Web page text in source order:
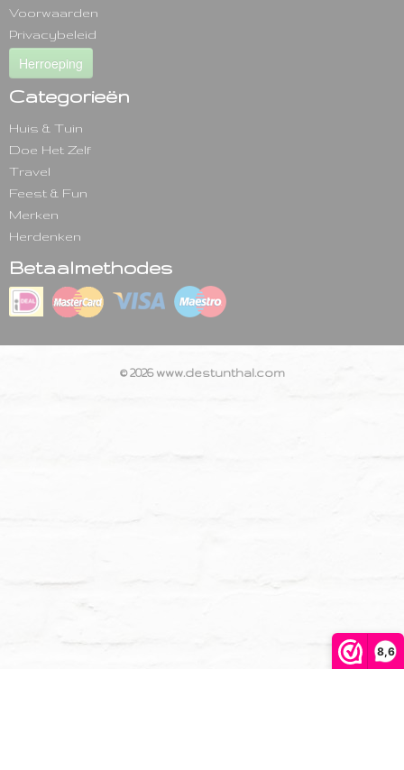
8,6
Voorwaarden
Privacybeleid
Herroeping
Categorieën
Huis & Tuin
Doe Het Zelf
Travel
Feest & Fun
Merken
Herdenken
Betaalmethodes
© 2026 www.destunthal.com